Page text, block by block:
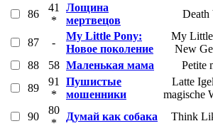
86
41
*
Лощина
мертвецов
Death
87 -
My Little Pony:
Новое поколение
My
New
88
58 Маленькая мама Petite
89
91
*
Пушистые
мошенники
Latte
magische
90
80
*
Думай как собака Think